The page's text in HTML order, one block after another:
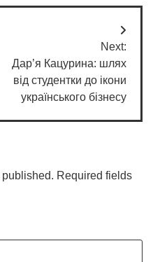
Next:
Дар’я Кацурина: шлях
від студентки до ікони
українського бізнесу
Required fields